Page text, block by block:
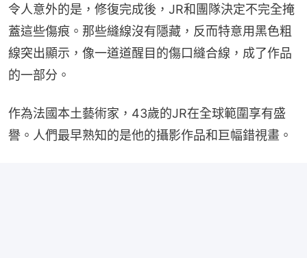
令人意外的是，修復完成後，JR和團隊決定不完全掩
蓋這些傷痕。那些縫線沒有隱藏，反而特意用黑色粗
線突出顯示，像一道道醒目的傷口縫合線，成了作品
的一部分。
作為法國本土藝術家，43歲的JR在全球範圍享有盛
譽。人們最早熟知的是他的攝影作品和巨幅錯視畫。